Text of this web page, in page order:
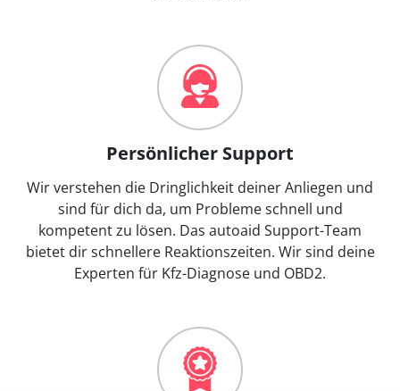
Persönlicher Support
Wir verstehen die Dringlichkeit deiner Anliegen und
sind für dich da, um Probleme schnell und
kompetent zu lösen. Das autoaid Support-Team
bietet dir schnellere Reaktionszeiten. Wir sind deine
Experten für Kfz-Diagnose und OBD2.